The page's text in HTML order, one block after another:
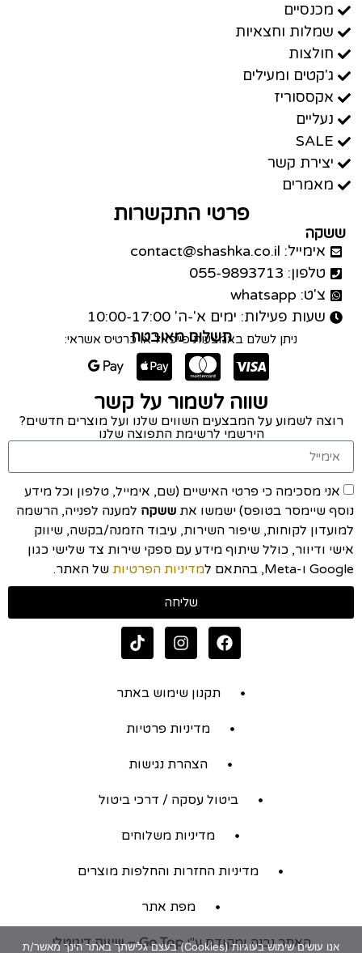
מכנסיים
שמלות וחצאיות
חולצות
ג'קטים ומעילים
אקססוריז
נעליים
SALE
יצירת קשר
מאמרים
פרטי התקשרות
ששקה
אימייל: contact@shashka.co.il
טלפון: 055-9893713
צ'ט: whatsapp
שעות פעילות: ימים א'-ה' 10:00-17:00
תשלום מאובטח
ניתן לשלם באמצעות פייפאל או כרטיס אשראי:
שווה לשמור על קשר
רוצה לשמוע על המבצעים השווים שלנו ועל מוצרים חדשים?
הירשמי לרשימת התפוצה שלנו
אני מסכימה כי פרטי האישיים (שם, אימייל, טלפון וכל מידע
נוסף שיימסר בטופס) ישמשו את ששקה למענה לפנייה, הרשמה
למועדון לקוחות, שיפור השירות, עיבוד הזמנה/בקשה, שיווק
אישי ודיוור, כולל שיתוף מידע עם ספקי שירות צד שלישי כגון
Google ו-Meta, בהתאם ל
מדיניות הפרטיות של האתר.
שליחה
תקנון שימוש באתר
מדיניות פרטיות
הצהרת נגישות
ביטול עסקה / דרכי ביטול
מדיניות משלוחים
מדיניות החזרות והחלפות מוצרים
מפת אתר
האתר נבנה ומקודם ע"יGo Top – שיווק דיגיטלי
אנו עושים שימוש בעוגיות (Cookies) בעצם גלישתך באתר הינך מאשר/ת